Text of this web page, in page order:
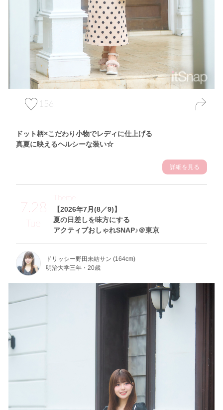
156
ドット柄×こだわり小物でレディに仕上げる
真夏に映えるヘルシーな装い☆
詳細を見る
7.28
Tue
【2026年7月(8／9)】
夏の日差しを味方にする
アクティブおしゃれSNAP♪＠東京
Theme
ドリッシー野田未結サン (164cm)
明治大学三年・20歳